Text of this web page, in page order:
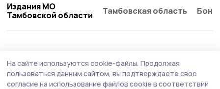
Издания МО
Тамбовской области
Тамбовская область
На сайте используются cookie-файлы. Продолжая
пользоваться данным сайтом, вы подтверждаете свое
согласие на использование файлов cookie в соответствии